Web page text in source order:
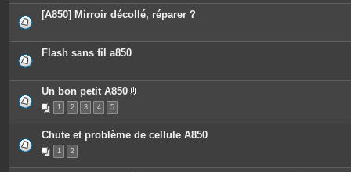
[A850] Mirroir décollé, réparer ?
Flash sans fil a850
Un bon petit A850
c
e
1 2 3 4 5
Chute et problème de cellule A850
1 2